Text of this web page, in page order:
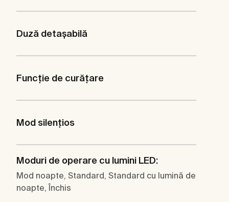
Duză detaşabilă
Funcţie de curăţare
Mod silenţios
Moduri de operare cu lumini LED:
Mod noapte, Standard, Standard cu lumină de
noapte, Închis